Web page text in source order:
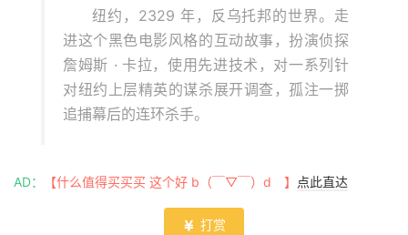
纽约，2329 年，反乌托邦的世界。走
进这个黑色电影风格的互动故事，扮演侦探
詹姆斯 · 卡拉，使用先进技术，对一系列针
对纽约上层精英的谋杀展开调查，孤注一掷
追捕幕后的连环杀手。
AD： 【什么值得买买买 这个好 b（￣▽￣）d 】 点此直达
 打赏